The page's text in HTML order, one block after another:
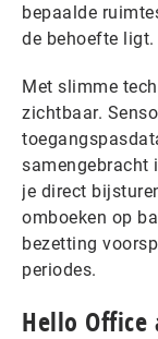
bepaalde
de behoefte ligt.
Met slimme
zichtbaar.
samengebracht
je direct
omboeken op
bezetting
periodes.
Hello Office